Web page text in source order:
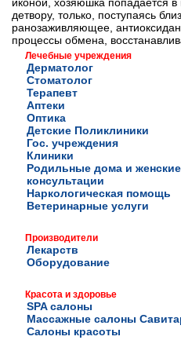
детвору, только, поступаясь
ранозаживляющее,
процессы обмена,
Лечебные учреждения
Дерматолог
Стоматолог
Терапевт
Аптеки
Оптика
Детские Поликлиники
Гос. учреждения
Клиники
Родильные дома и женские
консультации
Наркологическая помощь
Ветеринарные услуги
Производители
Лекарств
Оборудование
Красота и здоровье
SPA салоны
Массажные салоны
Салоны красоты